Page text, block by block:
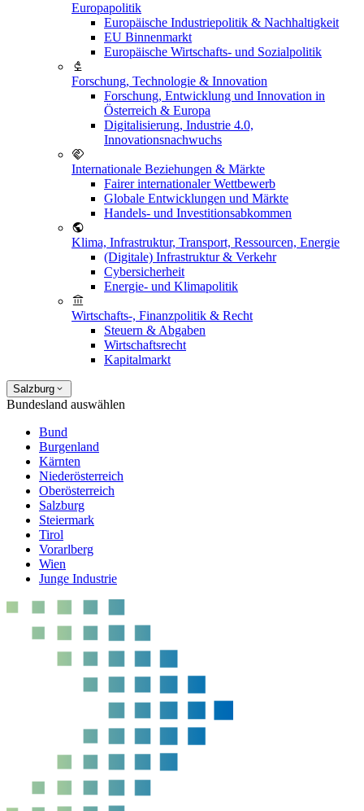
Europapolitik
Europäische Industriepolitik & Nachhaltigkeit
EU Binnenmarkt
Europäische Wirtschafts- und Sozialpolitik
Forschung, Technologie & Innovation
Forschung, Entwicklung und Innovation in
Österreich & Europa
Digitalisierung, Industrie 4.0,
Innovationsnachwuchs
Internationale Beziehungen & Märkte
Fairer internationaler Wettbewerb
Globale Entwicklungen und Märkte
Handels- und Investitionsabkommen
Klima, Infrastruktur, Transport, Ressourcen, Energie
(Digitale) Infrastruktur & Verkehr
Cybersicherheit
Energie- und Klimapolitik
Wirtschafts-, Finanzpolitik & Recht
Steuern & Abgaben
Wirtschaftsrecht
Kapitalmarkt
Salzburg
Bundesland auswählen
Bund
Burgenland
Kärnten
Niederösterreich
Oberösterreich
Salzburg
Steiermark
Tirol
Vorarlberg
Wien
Junge Industrie